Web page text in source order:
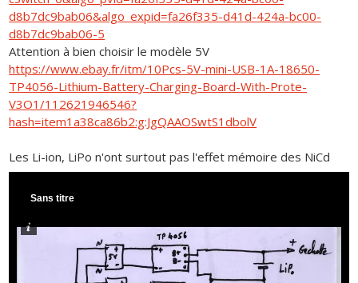
d8b7dc9bab06&algo_expid=fa26f335-d41d-424a-bc00-
d8b7dc9bab06-5
Attention à bien choisir le modèle 5V
https://www.ebay.fr/itm/10Pcs-5V-mini-USB-1A-18650-
TP4056-Lithium-Battery-Charging-Board-With-Prote-
V3O1/112621946546?
hash=item1a38ca86b2:g:JgQAAOSwtS1dbolV
Les Li-ion, LiPo n'ont surtout pas l'effet mémoire des NiCd
Sans titre